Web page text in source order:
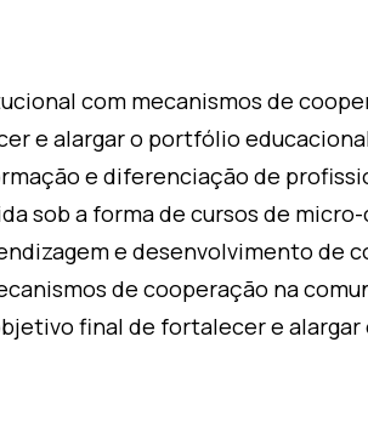
com mecanismos de
e alargar o portfólio
e diferenciação de
sob a forma de cursos de
e desenvolvimento de
de cooperação na
final de fortalecer e